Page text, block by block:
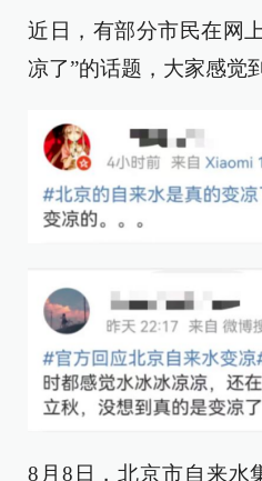
近日，有部分市民在网
凉了”的话题，大家感觉
8月8日，北京市自来水